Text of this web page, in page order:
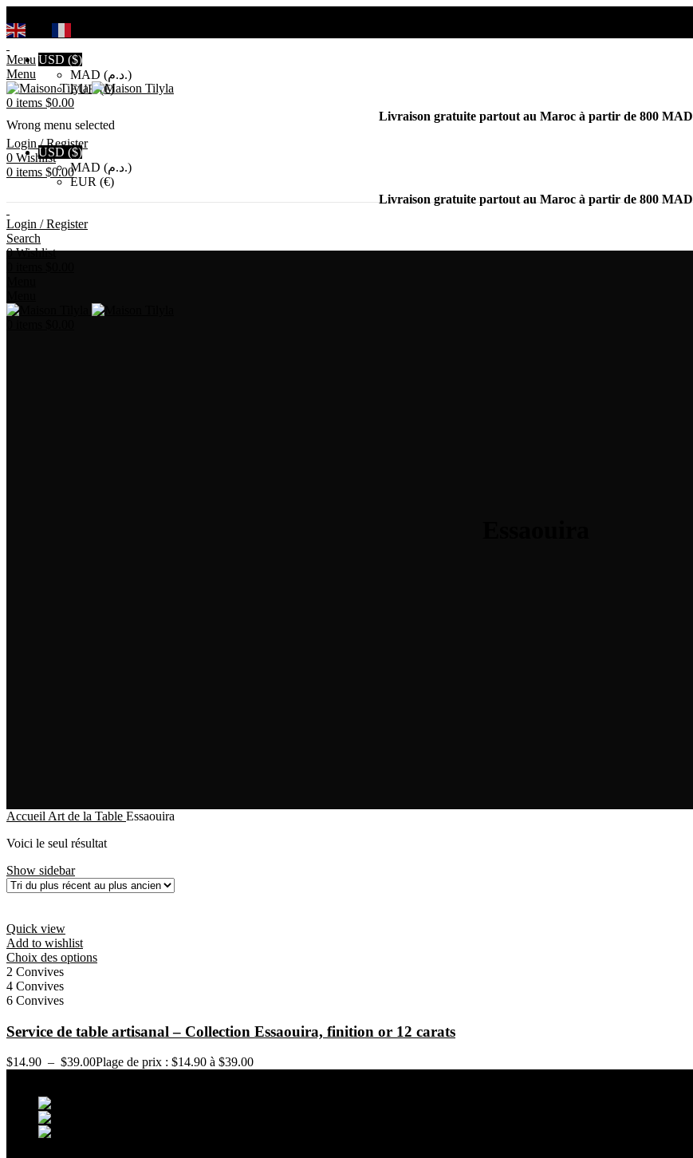
USD ($)
MAD (د.م.)
EUR (€)
Livraison gratuite partout au Maroc à partir de 800 MAD
Login / Register
0 Wishlist
0 items $0.00
Livraison gratuite partout au Maroc à partir de 800 MAD
Menu
Menu
0 items $0.00
Wrong menu selected
USD ($)
MAD (د.م.)
EUR (€)
Login / Register
Search
0Wishlist
Accueil Art de la Table Essaouira
Voici le seul résultat
Show sidebar
Quick view
Add to wishlist
Choix des options
2 Convives
4 Convives
6 Convives
Service de table artisanal – Collection Essaouira, finition or 12 carats
$14.90 – $39.00Plage de prix : $14.90 à $39.00